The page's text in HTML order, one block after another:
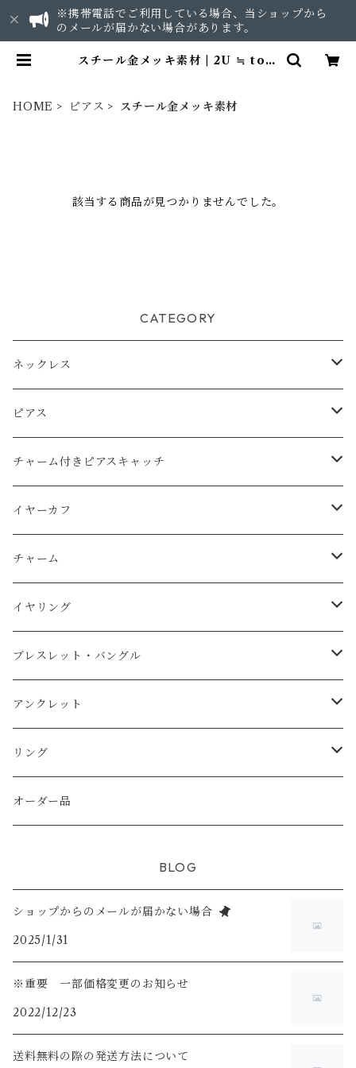
※携帯電話でご利用している場合、当ショップから
のメールが届かない場合があります。
スチール金メッキ素材 | 2U ≒ to y
HOME ピアス スチール金メッキ素材
該当する商品が見つかりませんでした。
CATEGORY
ネックレス
Ｋ14ｇｆ（ゴールドフィルド）
天然石
純銀（925sv・AS935sv）
天然石
k10
真鍮メッキ
天然石
ピアス
Ｋ14ｇｆ（ゴールドフィルド）
天然石
スワロフスキー
純銀（925sv・AS935sv）
天然石
真鍮メッキ素材
コットンパール
淡水パール
スチール金メッキ素材
その他
ｋ14
天然石
天然石
シトリン
ラブライドライト
淡水パール
チャーム付きピアスキャッチ
K14gf
コットンレース
AS935sv・925sv
その他
イヤーカフ
イヤーカフ
Ｋ14ｇｆ（金張り）
純銀（AS935sv）
イヤーカフ用チャーム
K14gf
AS935sv ・925sv
チャーム
K14gf
天然石
AS935sv
天然石
真鍮メッキ
イヤリング
真鍮メッキ
コットンパール
ブレスレット・バングル
Ｋ14ｇｆ（ゴールドフィルド）
天然石
純銀（925sv AS935sv)
天然石
真鍮メッキ
アンクレット
純銀（ 925sv AS935sv )
天然石
真鍮メッキ
リング
K14gf
オーダー品
BLOG
ショップからのメールが届かない場合
2025/1/31
※重要 一部価格変更のお知らせ
2022/12/23
送料無料の際の発送方法について